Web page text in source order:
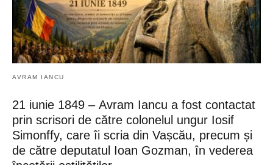
AVRAM IANCU
21 iunie 1849 – Avram Iancu a fost contactat
prin scrisori de către colonelul ungur Iosif
Simonffy, care îi scria din Vașcău, precum și
de către deputatul Ioan Gozman, în vederea